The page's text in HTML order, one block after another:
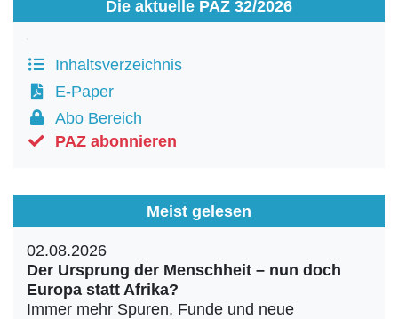
Die aktuelle PAZ 32/2026
Inhaltsverzeichnis
E-Paper
Abo Bereich
PAZ abonnieren
Meist gelesen
02.08.2026
Der Ursprung der Menschheit – nun doch
Europa statt Afrika?
Immer mehr Spuren, Funde und neue